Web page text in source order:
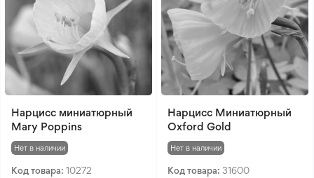
Нарцисс миниатюрный
Mary Poppins
Нет в наличии
Код товара: 10272
Нарцисс Миниатюрный
Oxford Gold
Нет в наличии
Код товара: 31600